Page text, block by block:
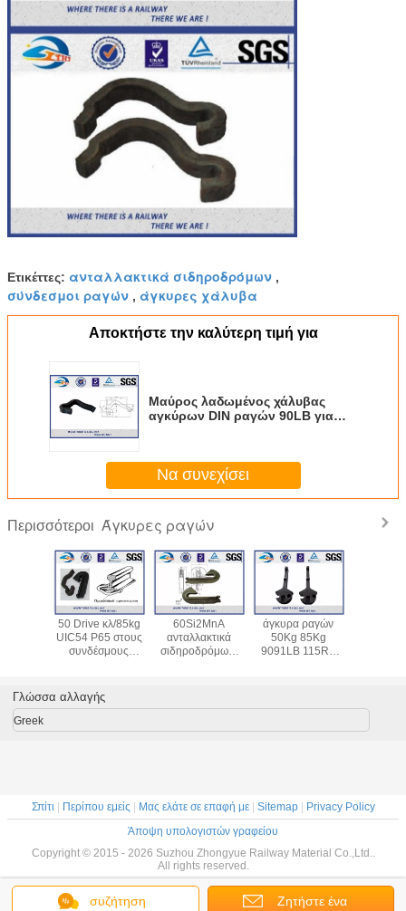
Ετικέττες: ανταλλακτικά σιδηροδρόμων ,
σύνδεσμοι ραγών , άγκυρες χάλυβα
Αποκτήστε την καλύτερη τιμή για
Μαύρος λαδωμένος χάλυβας
αγκύρων DIN ραγών 90LB για
Να συνεχίσει
Περισσότεροι Άγκυρες ραγών
50 Drive κλ/85kg
UIC54 P65 στους
συνδέσμους
ανταλλακτικών
σιδηροδρόμων
60Si2MnA
ανταλλακτικά
σιδηροδρόμων,
άγκυρα ραγών
50Kg 85Kg
9091LB 115RE
συζήτηση Ζητήστε ένα
Γλώσσα αλλαγής
Greek
Σπίτι | Περίπου εμείς | Μας ελάτε σε επαφή με| Sitemap| Privacy Policy
Άποψη υπολογιστών γραφείου
Copyright © 2015 - 2026 Suzhou Zhongyue Railway Material Co.,Ltd..
All rights reserved.